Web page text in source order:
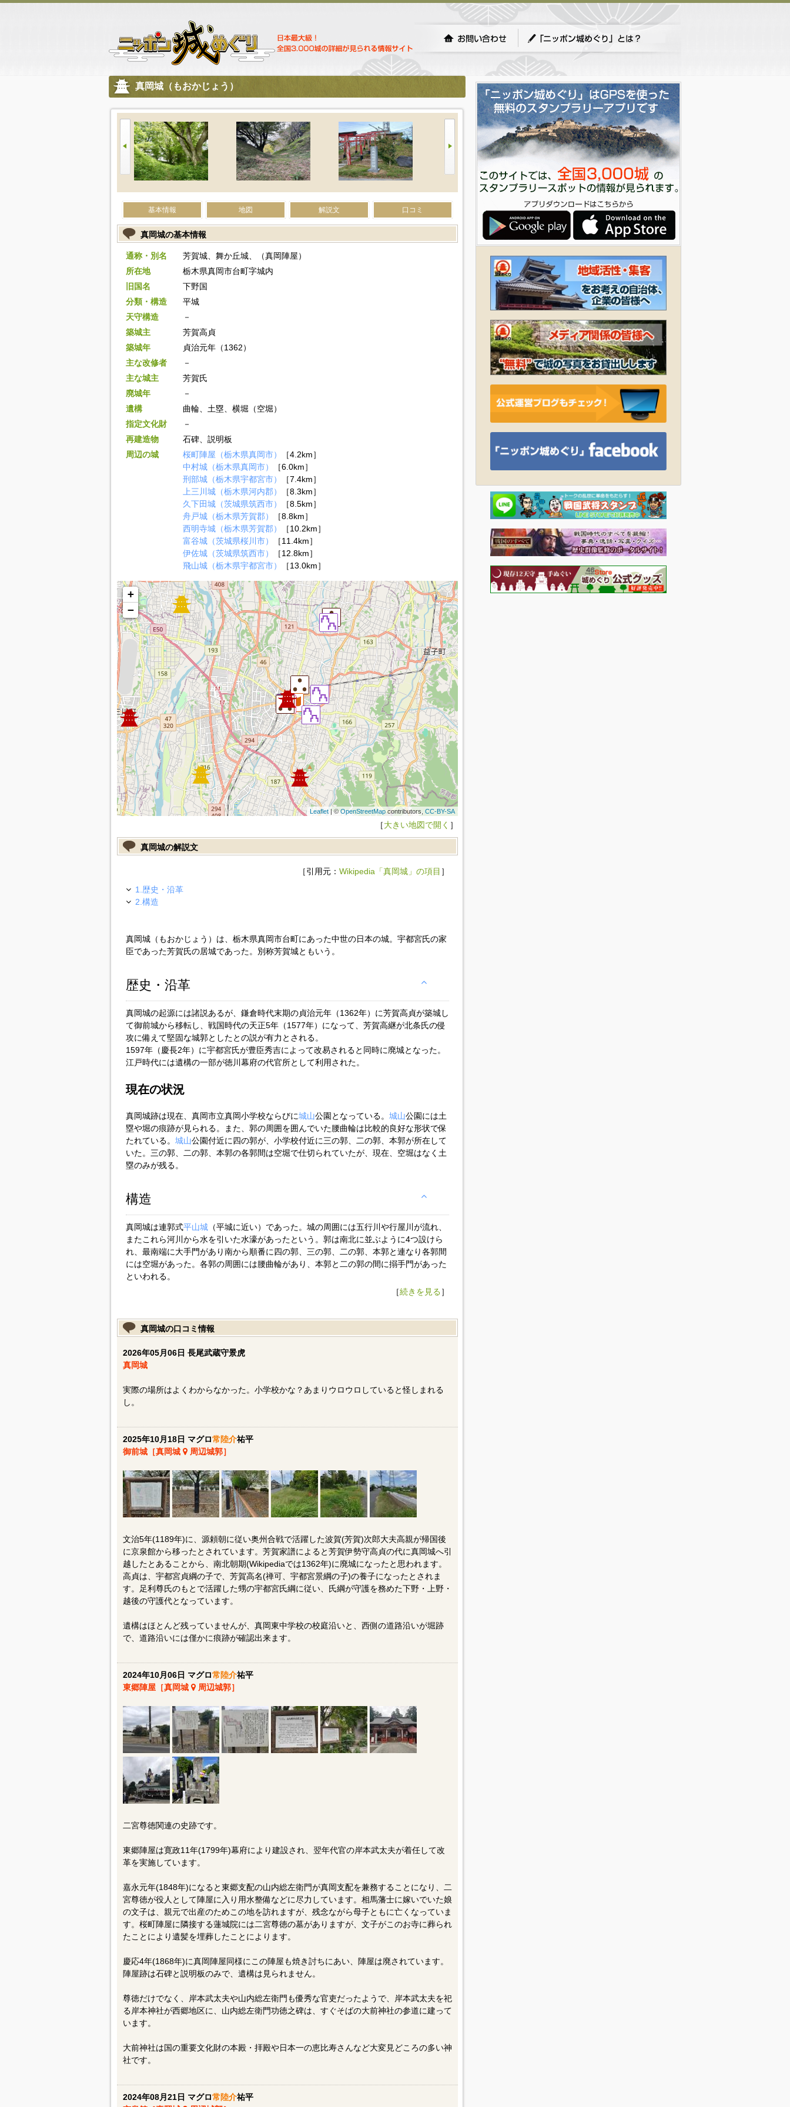
真岡城（もおかじょう）
基本情報 地図 解説文 口コミ
真岡城の基本情報
通称・別名
芳賀城、舞か丘城、（真岡陣屋）
所在地
栃木県真岡市台町字城内
旧国名
下野国
分類・構造
平城
天守構造
－
築城主
芳賀高貞
築城年
貞治元年（1362）
主な改修者
－
主な城主
芳賀氏
廃城年
－
遺構
曲輪、土塁、横堀（空堀）
指定文化財
－
再建造物
石碑、説明板
周辺の城
桜町陣屋（栃木県真岡市）
［4.2km］
中村城（栃木県真岡市）
［6.0km］
刑部城（栃木県宇都宮市）
［7.4km］
上三川城（栃木県河内郡）
［8.3km］
久下田城（茨城県筑西市）
［8.5km］
舟戸城（栃木県芳賀郡）
［8.8km］
西明寺城（栃木県芳賀郡）
［10.2km］
富谷城（茨城県桜川市）
［11.4km］
伊佐城（茨城県筑西市）
［12.8km］
飛山城（栃木県宇都宮市）
［13.0km］
+
−
Leaflet| ©OpenStreetMapcontributors, CC-BY-SA
［大きい地図で開く ］
真岡城の解説文
［引用元： Wikipedia「真岡城」の項目 ］
1.歴史・沿革
2.構造
真岡城（もおかじょう）は、栃木県真岡市台町にあった中世の日本の城。宇都宮氏の家
臣であった芳賀氏の居城であった。別称芳賀城ともいう。
歴史・沿革
真岡城の起源には諸説あるが、鎌倉時代末期の貞治元年（1362年）に芳賀高貞が築城し
て御前城から移転し、戦国時代の天正5年（1577年）になって、芳賀高継が北条氏の侵
攻に備えて堅固な城郭としたとの説が有力とされる。
1597年（慶長2年）に宇都宮氏が豊臣秀吉によって改易されると同時に廃城となった。
江戸時代には遺構の一部が徳川幕府の代官所として利用された。
現在の状況
真岡城跡は現在、真岡市立真岡小学校ならびに城山公園となっている。 城山公園には土
塁や堀の痕跡が見られる。また、郭の周囲を囲んでいた腰曲輪は比較的良好な形状で保
たれている。 城山公園付近に四の郭が、小学校付近に三の郭、二の郭、本郭が所在して
いた。三の郭、二の郭、本郭の各郭間は空堀で仕切られていたが、現在、空堀はなく土
塁のみが残る。
構造
真岡城は連郭式平山城（平城に近い）であった。城の周囲には五行川や行屋川が流れ、
またこれら河川から水を引いた水濠があったという。郭は南北に並ぶように4つ設けら
れ、最南端に大手門があり南から順番に四の郭、三の郭、二の郭、本郭と連なり各郭間
には空堀があった。各郭の周囲には腰曲輪があり、本郭と二の郭の間に搦手門があった
といわれる。
［続きを見る］
真岡城の口コミ情報
2026年05月06日 長尾武蔵守景虎
真岡城
実際の場所はよくわからなかった。小学校かな？あまりウロウロしていると怪しまれる
し。
2025年10月18日 マグロ常陸介祐平
御前城［真岡城
周辺城郭］
文治5年(1189年)に、源頼朝に従い奥州合戦で活躍した波賀(芳賀)次郎大夫高親が帰国後
に京泉館から移ったとされています。芳賀家譜によると芳賀伊勢守高貞の代に真岡城へ引
越したとあることから、南北朝期(Wikipediaでは1362年)に廃城になったと思われます。
高貞は、宇都宮貞綱の子で、芳賀高名(禅可、宇都宮景綱の子)の養子になったとされま
す。足利尊氏のもとで活躍した甥の宇都宮氏綱に従い、氏綱が守護を務めた下野・上野・
越後の守護代となっています。
遺構はほとんど残っていませんが、真岡東中学校の校庭沿いと、西側の道路沿いが堀跡
で、道路沿いには僅かに痕跡が確認出来ます。
2024年10月06日 マグロ常陸介祐平
東郷陣屋［真岡城
周辺城郭］
二宮尊徳関連の史跡です。
東郷陣屋は寛政11年(1799年)幕府により建設され、翌年代官の岸本武太夫が着任して改
革を実施しています。
嘉永元年(1848年)になると東郷支配の山内総左衛門が真岡支配を兼務することになり、二
宮尊徳が役人として陣屋に入り用水整備などに尽力しています。相馬藩士に嫁いでいた娘
の文子は、親元で出産のためこの地を訪れますが、残念ながら母子ともに亡くなっていま
す。桜町陣屋に隣接する蓮城院には二宮尊徳の墓がありますが、文子がこのお寺に葬られ
たことにより遺髪を埋葬したことによります。
慶応4年(1868年)に真岡陣屋同様にこの陣屋も焼き討ちにあい、陣屋は廃されています。
陣屋跡は石碑と説明板のみで、遺構は見られません。
尊徳だけでなく、岸本武太夫や山内総左衛門も優秀な官吏だったようで、岸本武太夫を祀
る岸本神社が西郷地区に、山内総左衛門功徳之碑は、すぐそばの大前神社の参道に建って
います。
大前神社は国の重要文化財の本殿・拝殿や日本一の恵比寿さんなど大変見どころの多い神
社です。
2024年08月21日 マグロ常陸介祐平